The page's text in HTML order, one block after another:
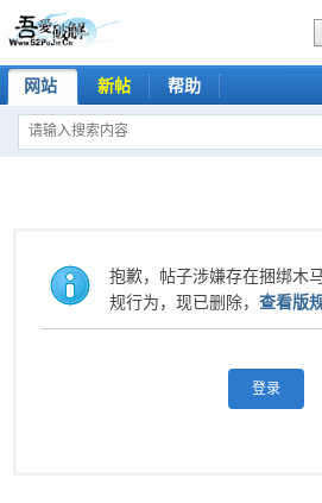
网站 新帖 帮助
抱歉，帖子涉嫌存在捆绑木
规行为，现已删除，查看版
登录